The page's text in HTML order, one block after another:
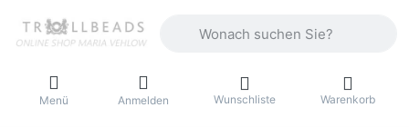
Menü Anmelden Wunschliste Warenkorb